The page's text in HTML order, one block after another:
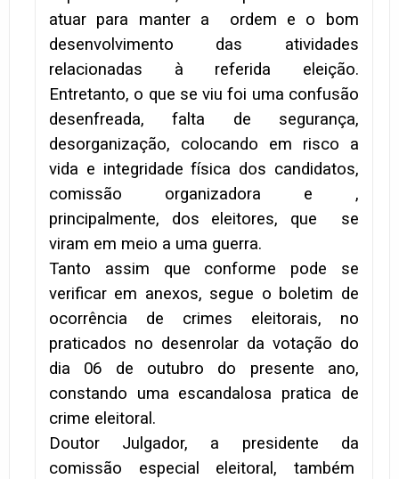
atuar para manter a ordem e o bom
desenvolvimento das atividades
relacionadas à referida eleição.
Entretanto, o que se viu foi uma confusão
desenfreada, falta de segurança,
desorganização, colocando em risco a
vida e integridade física dos candidatos,
comissão organizadora e ,
principalmente, dos eleitores, que se
viram em meio a uma guerra.
Tanto assim que conforme pode se
verificar em anexos, segue o boletim de
ocorrência de crimes eleitorais, no
praticados no desenrolar da votação do
dia 06 de outubro do presente ano,
constando uma escandalosa pratica de
crime eleitoral.
Doutor Julgador, a presidente da
comissão especial eleitoral, também